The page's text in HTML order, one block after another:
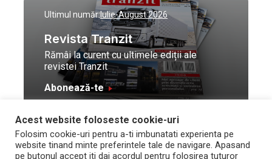
Ultimul număr:Iulie-August 2026
Revista Tranzit
Rămâi la curent cu ultimele ediții ale
revistei Tranzit
Abonează-te
© Toate drepturile
rezervate Trafic Media
2026
Design by
and development by Neo
Vision Technologies
Acest website foloseste cookie-uri
Folosim cookie-uri pentru a-ti imbunatati experienta pe
website tinand minte preferintele tale de navigare. Apasand
pe butonul accept iti dai acordul pentru folosirea tuturor